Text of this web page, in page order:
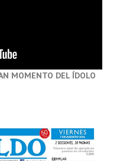
MOMENTO DEL ÍDOLO